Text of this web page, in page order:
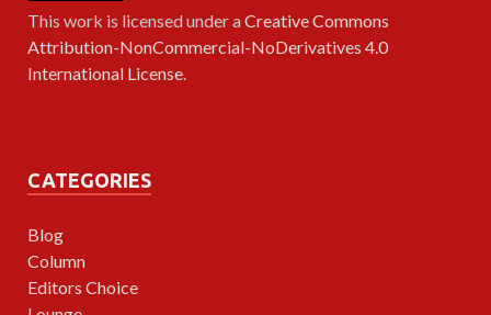
This work is licensed under aCreative Commons
Attribution-NonCommercial-NoDerivatives 4.0
International License.
CATEGORIES
Blog
Column
Editors Choice